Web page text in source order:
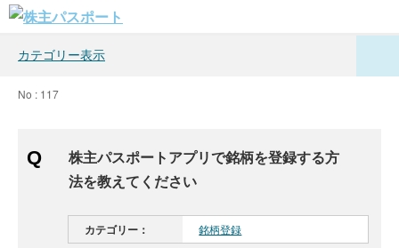
カテゴリー表示
No : 117
株主パスポートアプリで銘柄を登録する方
法を教えてください
カテゴリー： 銘柄登録